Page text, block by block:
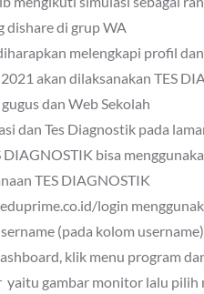
dishare di grup WA
melengkapi profil
akan dilaksanakan TES
dan Web Sekolah
dan Tes Diagnostik pada
DIAGNOSTIK bisa
TES DIAGNOSTIK
login
(pada kolom
klik menu program
yaitu gambar monitor lalu pilih